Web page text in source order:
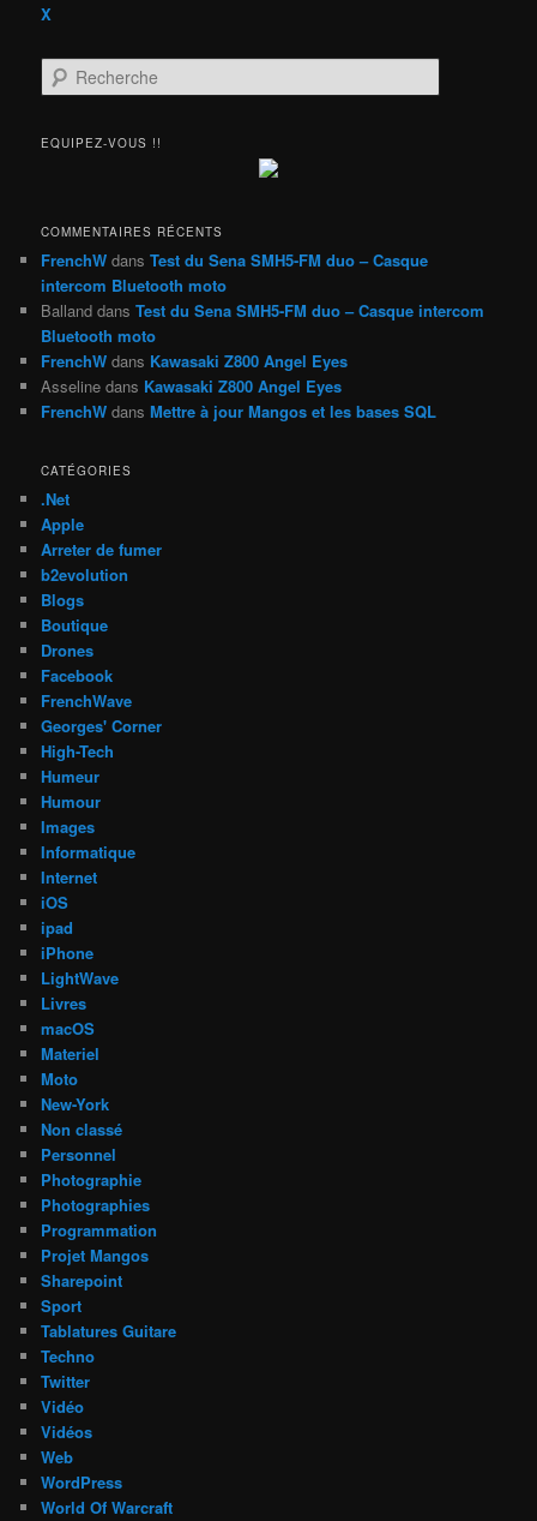
X
e
h
h
e
EQUIPEZ-VOUS !!
COMMENTAIRES RÉCENTS
FrenchW dansTest du Sena SMH5-FM duo – Casque
intercom Bluetooth moto
Balland dansTest du Sena SMH5-FM duo – Casque intercom
Bluetooth moto
FrenchW dans Kawasaki Z800 Angel Eyes
Asseline dans Kawasaki Z800 Angel Eyes
FrenchW dansMettre à jour Mangos et les bases SQL
CATÉGORIES
.Net
Apple
Arreter de fumer
b2evolution
Blogs
Boutique
Drones
Facebook
FrenchWave
Georges' Corner
High-Tech
Humeur
Humour
Images
Informatique
Internet
iOS
ipad
iPhone
LightWave
Livres
macOS
Materiel
Moto
New-York
Non classé
Personnel
Photographie
Photographies
Programmation
Projet Mangos
Sharepoint
Sport
Tablatures Guitare
Techno
Twitter
Vidéo
Vidéos
Web
WordPress
World Of Warcraft